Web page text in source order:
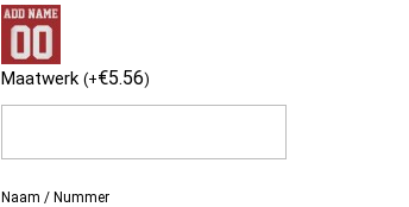
Maatwerk (+€5.56)
Naam / Nummer